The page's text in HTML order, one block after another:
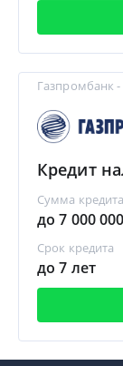
Газпромбанк
Кредит
Сумма кредита
до 7 000
Срок кредита
до 7 лет